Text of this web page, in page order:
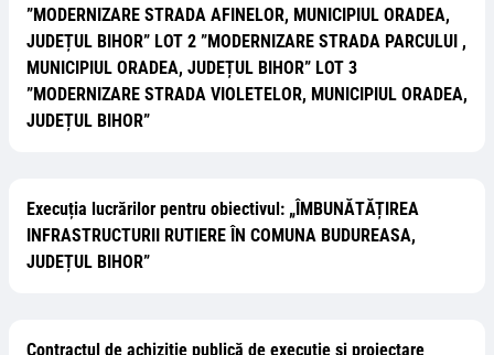
”MODERNIZARE STRADA AFINELOR, MUNICIPIUL ORADEA,
JUDEȚUL BIHOR” LOT 2 ”MODERNIZARE STRADA PARCULUI ,
MUNICIPIUL ORADEA, JUDEȚUL BIHOR” LOT 3
”MODERNIZARE STRADA VIOLETELOR, MUNICIPIUL ORADEA,
JUDEȚUL BIHOR”
Execuția lucrărilor pentru obiectivul: „ÎMBUNĂTĂȚIREA
INFRASTRUCTURII RUTIERE ÎN COMUNA BUDUREASA,
JUDEȚUL BIHOR”
Contractul de achiziție publică de execuție și proiectare